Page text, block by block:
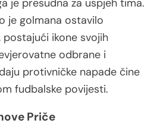
je presudna za uspjeh tima.
je golmana ostavilo
ikone svojih
odbrane i
protivničke napade čine
fudbalske povijesti.
Priče